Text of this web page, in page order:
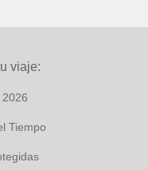
viaje:
Tiempo